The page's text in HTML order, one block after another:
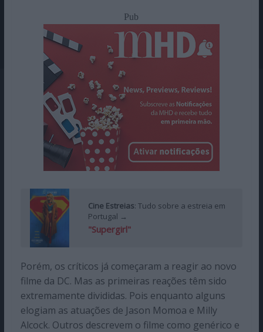
Pub
Cine Estreias: Tudo sobre a estreia em
Portugal →
"Supergirl"
Porém, os críticos já começaram a reagir ao novo
filme da DC. Mas as primeiras reações têm sido
extremamente divididas. Pois enquanto alguns
elogiam as atuações de Jason Momoa e Milly
Alcock. Outros descrevem o filme como genérico e